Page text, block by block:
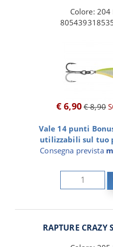
Colore: 204
€ 6,90 € 8,90
Vale 14 punti
utilizzabili sul tuo
Consegna prevista
RAPTURE CRAZY